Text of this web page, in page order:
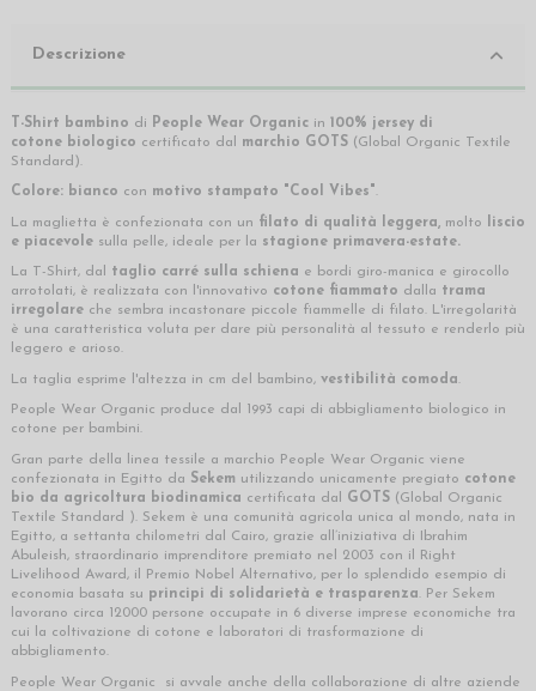
Descrizione
T-Shirt bambino di People Wear Organic in 100% jersey di
cotone biologico certificato dal marchio GOTS (Global Organic Textile
Standard).
Colore: bianco con motivo stampato "Cool Vibes".
La maglietta è confezionata con un filato di qualità leggera, molto
liscio
e piacevole sulla pelle, ideale per la stagione primavera-estate.
La T-Shirt, dal taglio carré sulla schiena e bordi giro-manica e girocollo
arrotolati, è realizzata con l'innovativo cotone fiammato dalla trama
irregolare che sembra incastonare piccole fiammelle di filato. L'irregolarità
è una caratteristica voluta per dare più personalità al tessuto e renderlo più
leggero e arioso.
La taglia esprime l'altezza in cm del bambino, vestibilità comoda.
People Wear Organic produce dal 1993 capi di abbigliamento biologico in
cotone per bambini.
Gran parte della linea tessile a marchio People Wear Organic viene
confezionata in Egitto da Sekem utilizzando unicamente pregiato cotone
bio da agricoltura biodinamica certificata dal GOTS (Global Organic
Textile Standard ). Sekem è una comunità agricola unica al mondo, nata in
Egitto, a settanta chilometri dal Cairo, grazie all’iniziativa di Ibrahim
Abuleish, straordinario imprenditore premiato nel 2003 con il Right
Livelihood Award, il Premio Nobel Alternativo, per lo splendido esempio di
economia basata su principi di solidarietà e trasparenza. Per Sekem
lavorano circa 12000 persone occupate in 6 diverse imprese economiche tra
cui la coltivazione di cotone e laboratori di trasformazione di
abbigliamento.
People Wear Organic si avvale anche della collaborazione di altre aziende